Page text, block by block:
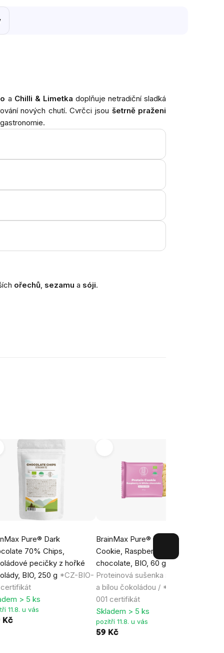
a Chilli & Limetka doplňuje netradiční sladká
nových chutí. Cvrčci jsou šetrně praženi
ořechů, sezamu a sóji.
Pure® Dark
70% Chips,
pecičky z hořké
BIO, 250 g *CZ-BIO-
certifikát
> 5 ks
11.8. u vás
Kč
BrainMax Pure® Protein
Cookie, Raspberry & White
chocolate, BIO, 60 g
Proteinová sušenka s malinami
a bílou čokoládou / *CZ-BIO-
001 certifikát
Skladem > 5 ks
pozítří 11.8. u vás
59 Kč